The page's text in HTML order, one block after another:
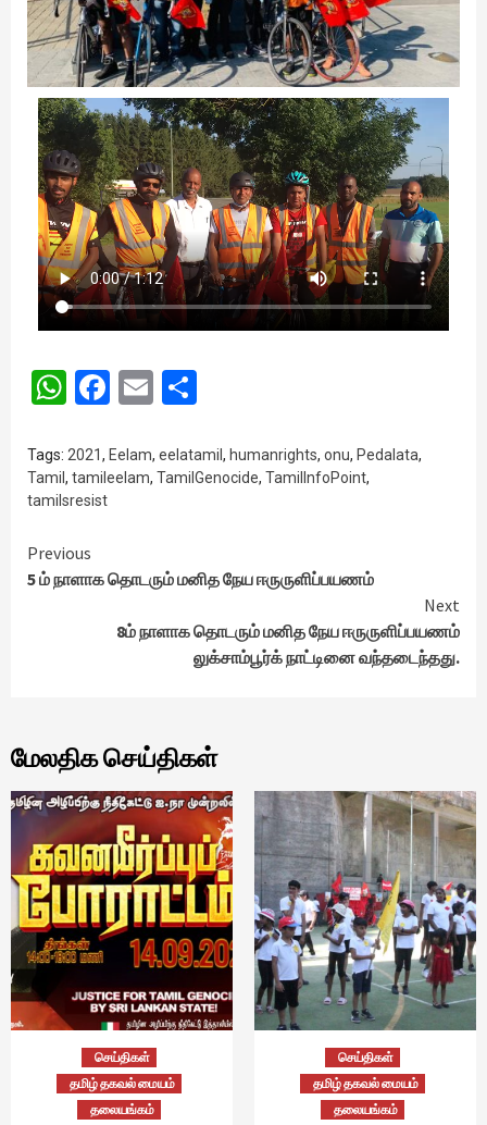
WhatsApp
Facebook
Email
Tags: 2021, Eelam, eelatamil , humanrights, onu, Pedalata,
Tamil , tamileelam, TamilGenocide, TamilInfoPoint,
tamilsresist
Continue
Reading
Previous
5 ம் நாளாக தொடரும் மனித நேய ஈருருளிப்பயணம்
Next
8ம் நாளாக தொடரும் மனித நேய ஈருருளிப்பயணம்
லுக்சாம்பூர்க் நாட்டினை வந்தடைந்தது.
மேலதிக செய்திகள்
செய்திகள்
தமிழ் தகவல் மையம்
தலையங்கம்
செய்திகள்
தமிழ் தகவல் மையம்
தலையங்கம்